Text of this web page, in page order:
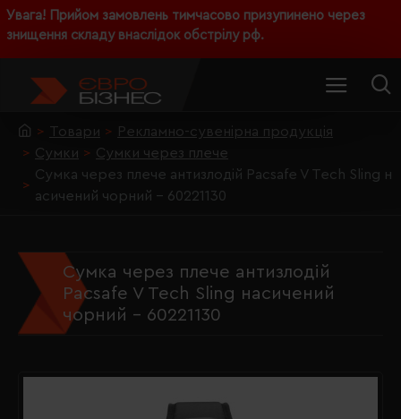
Увага! Прийом замовлень тимчасово призупинено через
знищення складу внаслідок обстрілу рф.
Товари
Рекламно-сувенірна продукція
Сумки
Сумки через плече
Сумка через плече антизлодій Pacsafe V Tech Sling н
асичений чорний - 60221130
Сумка через плече антизлодій
Pacsafe V Tech Sling насичений
чорний - 60221130